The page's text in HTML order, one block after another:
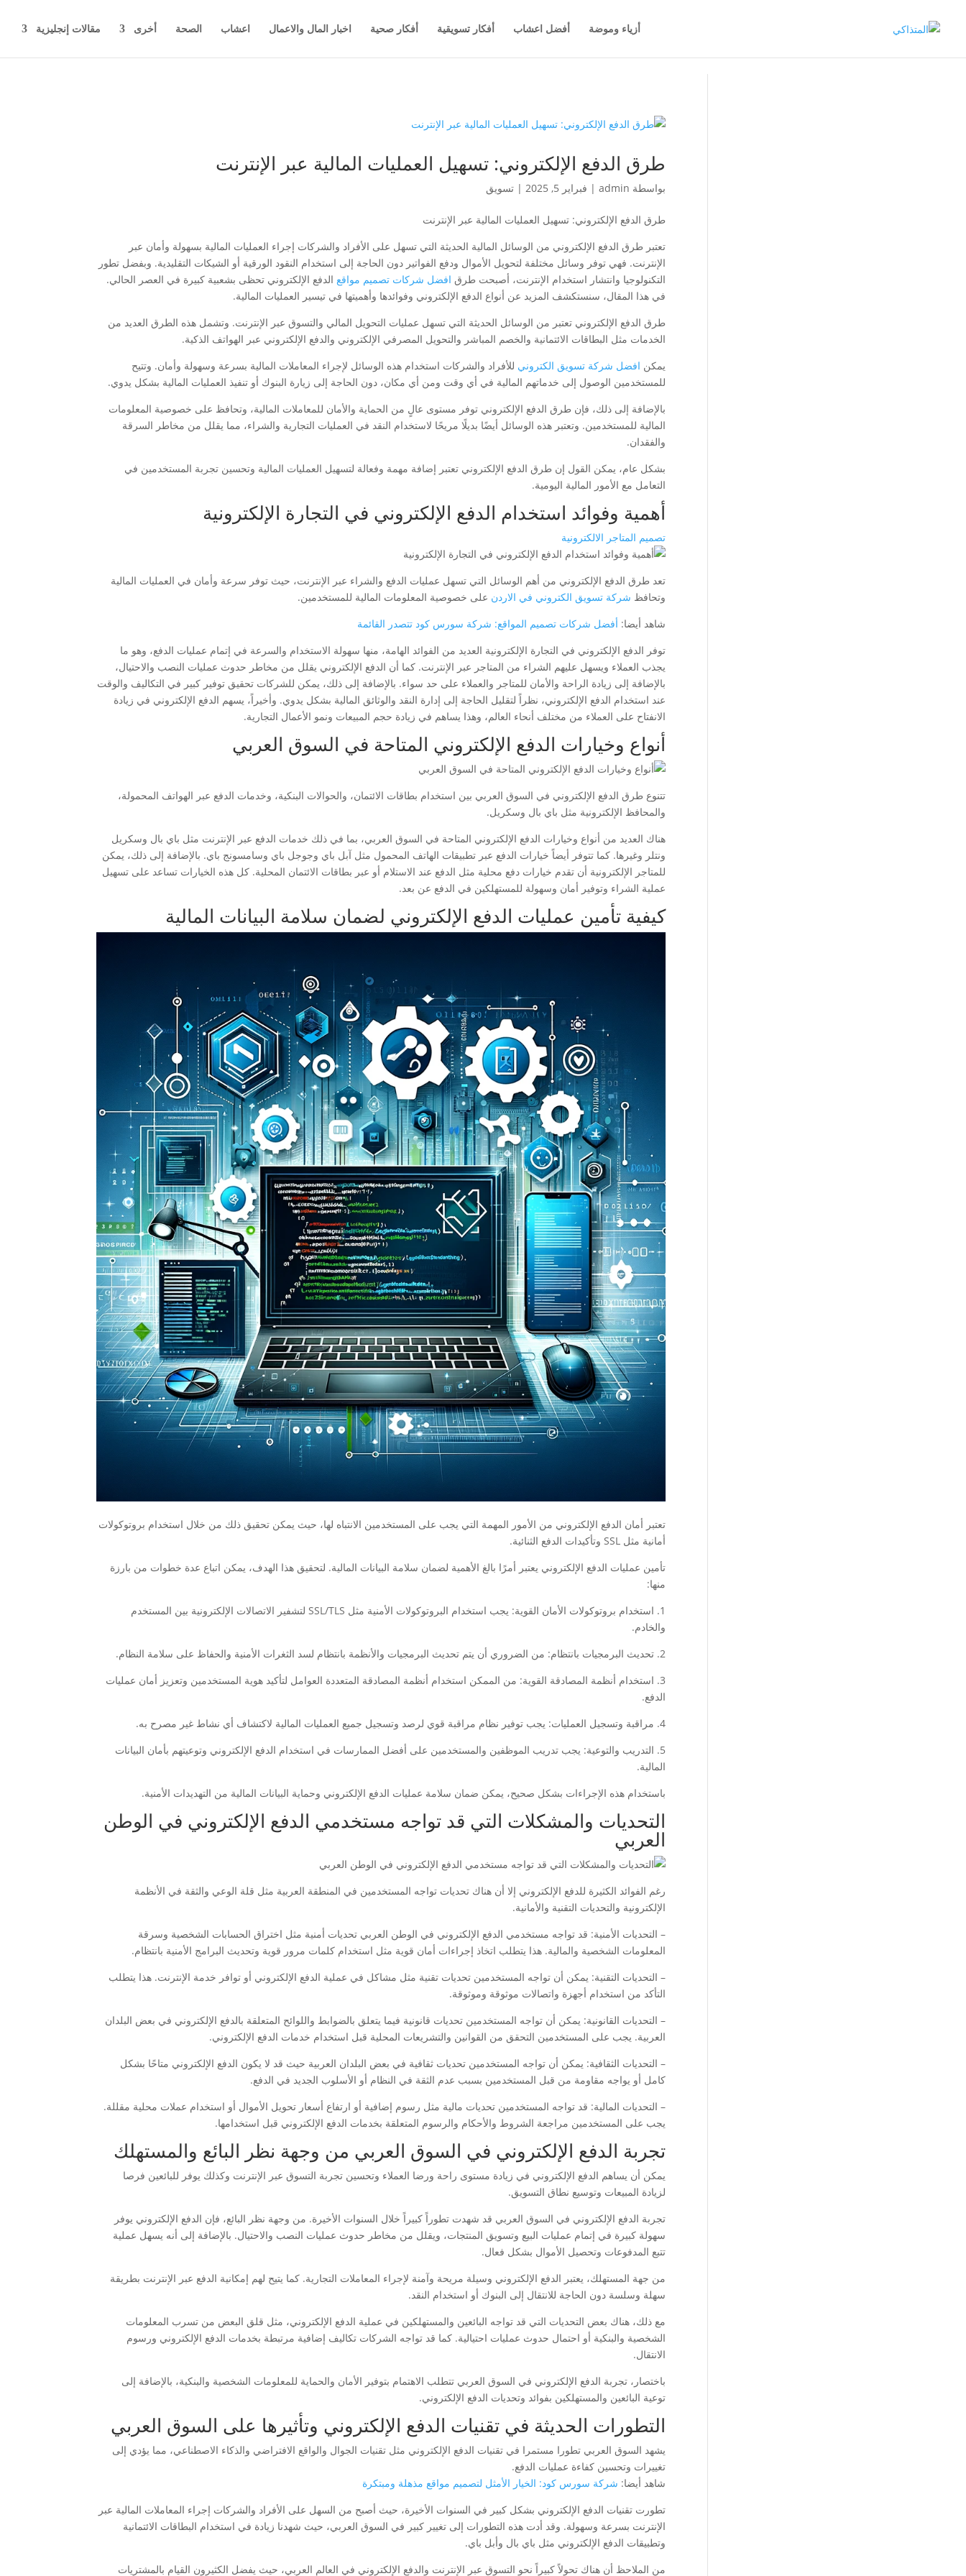
أزياء وموضة أفضل اعشاب أفكار تسويقية أفكار صحية اخبار المال والاعمال اعشاب الصحة أخرى مقالات إنجليزية
طرق الدفع الإلكتروني: تسهيل العمليات المالية عبر الإنترنت
بواسطة admin
| فبراير 5, 2025 | تسويق
طرق الدفع الإلكتروني: تسهيل العمليات المالية عبر الإنترنت
تعتبر طرق الدفع الإلكتروني من الوسائل المالية الحديثة التي تسهل على الأفراد والشركات إجراء العمليات المالية بسهولة وأمان عبر
الإنترنت. فهي توفر وسائل مختلفة لتحويل الأموال ودفع الفواتير دون الحاجة إلى استخدام النقود الورقية أو الشيكات التقليدية. وبفضل تطور
التكنولوجيا وانتشار استخدام الإنترنت، أصبحت طرق افضل شركات تصميم مواقعالدفع الإلكتروني تحظى بشعبية كبيرة في العصر الحالي.
في هذا المقال، سنستكشف المزيد عن أنواع الدفع الإلكتروني وفوائدها وأهميتها في تيسير العمليات المالية.
طرق الدفع الإلكتروني تعتبر من الوسائل الحديثة التي تسهل عمليات التحويل المالي والتسوق عبر الإنترنت. وتشمل هذه الطرق العديد من
الخدمات مثل البطاقات الائتمانية والخصم المباشر والتحويل المصرفي الإلكتروني والدفع الإلكتروني عبر الهواتف الذكية.
يمكن افضل شركة تسويق الكتروني للأفراد والشركات استخدام هذه الوسائل لإجراء المعاملات المالية بسرعة وسهولة وأمان. وتتيح
للمستخدمين الوصول إلى خدماتهم المالية في أي وقت ومن أي مكان، دون الحاجة إلى زيارة البنوك أو تنفيذ العمليات المالية بشكل يدوي.
بالإضافة إلى ذلك، فإن طرق الدفع الإلكتروني توفر مستوى عالٍ من الحماية والأمان للمعاملات المالية، وتحافظ على خصوصية المعلومات
المالية للمستخدمين. وتعتبر هذه الوسائل أيضًا بديلًا مريحًا لاستخدام النقد في العمليات التجارية والشراء، مما يقلل من مخاطر السرقة
والفقدان.
بشكل عام، يمكن القول إن طرق الدفع الإلكتروني تعتبر إضافة مهمة وفعالة لتسهيل العمليات المالية وتحسين تجربة المستخدمين في
التعامل مع الأمور المالية اليومية.
أهمية وفوائد استخدام الدفع الإلكتروني في التجارة الإلكترونية
تصميم المتاجر الالكترونية
تعد طرق الدفع الإلكتروني من أهم الوسائل التي تسهل عمليات الدفع والشراء عبر الإنترنت، حيث توفر سرعة وأمان في العمليات المالية
وتحافظ شركة تسويق الكتروني في الاردن على خصوصية المعلومات المالية للمستخدمين.
شاهد أيضا: أفضل شركات تصميم المواقع: شركة سورس كود تتصدر القائمة
توفر الدفع الإلكتروني في التجارة الإلكترونية العديد من الفوائد الهامة، منها سهولة الاستخدام والسرعة في إتمام عمليات الدفع، وهو ما
يجذب العملاء ويسهل عليهم الشراء من المتاجر عبر الإنترنت. كما أن الدفع الإلكتروني يقلل من مخاطر حدوث عمليات النصب والاحتيال،
بالإضافة إلى زيادة الراحة والأمان للمتاجر والعملاء على حد سواء. بالإضافة إلى ذلك، يمكن للشركات تحقيق توفير كبير في التكاليف والوقت
عند استخدام الدفع الإلكتروني، نظراً لتقليل الحاجة إلى إدارة النقد والوثائق المالية بشكل يدوي. وأخيراً، يسهم الدفع الإلكتروني في زيادة
الانفتاح على العملاء من مختلف أنحاء العالم، وهذا يساهم في زيادة حجم المبيعات ونمو الأعمال التجارية.
أنواع وخيارات الدفع الإلكتروني المتاحة في السوق العربي
تتنوع طرق الدفع الإلكتروني في السوق العربي بين استخدام بطاقات الائتمان، والحوالات البنكية، وخدمات الدفع عبر الهواتف المحمولة،
والمحافظ الإلكترونية مثل باي بال وسكريل.
هناك العديد من أنواع وخيارات الدفع الإلكتروني المتاحة في السوق العربي، بما في ذلك خدمات الدفع عبر الإنترنت مثل باي بال وسكريل
ونتلر وغيرها. كما تتوفر أيضاً خيارات الدفع عبر تطبيقات الهاتف المحمول مثل آبل باي وجوجل باي وسامسونج باي. بالإضافة إلى ذلك، يمكن
للمتاجر الإلكترونية أن تقدم خيارات دفع محلية مثل الدفع عند الاستلام أو عبر بطاقات الائتمان المحلية. كل هذه الخيارات تساعد على تسهيل
عملية الشراء وتوفير أمان وسهولة للمستهلكين في الدفع عن بعد.
كيفية تأمين عمليات الدفع الإلكتروني لضمان سلامة البيانات المالية
تعتبر أمان الدفع الإلكتروني من الأمور المهمة التي يجب على المستخدمين الانتباه لها، حيث يمكن تحقيق ذلك من خلال استخدام بروتوكولات
أمانية مثل SSL وتأكيدات الدفع الثنائية.
تأمين عمليات الدفع الإلكتروني يعتبر أمرًا بالغ الأهمية لضمان سلامة البيانات المالية. لتحقيق هذا الهدف، يمكن اتباع عدة خطوات من بارزة
منها:
1. استخدام بروتوكولات الأمان القوية: يجب استخدام البروتوكولات الأمنية مثل SSL/TLS لتشفير الاتصالات الإلكترونية بين المستخدم
والخادم.
2. تحديث البرمجيات بانتظام: من الضروري أن يتم تحديث البرمجيات والأنظمة بانتظام لسد الثغرات الأمنية والحفاظ على سلامة النظام.
3. استخدام أنظمة المصادقة القوية: من الممكن استخدام أنظمة المصادقة المتعددة العوامل لتأكيد هوية المستخدمين وتعزيز أمان عمليات
الدفع.
4. مراقبة وتسجيل العمليات: يجب توفير نظام مراقبة قوي لرصد وتسجيل جميع العمليات المالية لاكتشاف أي نشاط غير مصرح به.
5. التدريب والتوعية: يجب تدريب الموظفين والمستخدمين على أفضل الممارسات في استخدام الدفع الإلكتروني وتوعيتهم بأمان البيانات
المالية.
باستخدام هذه الإجراءات بشكل صحيح، يمكن ضمان سلامة عمليات الدفع الإلكتروني وحماية البيانات المالية من التهديدات الأمنية.
التحديات والمشكلات التي قد تواجه مستخدمي الدفع الإلكتروني في الوطن
العربي
رغم الفوائد الكثيرة للدفع الإلكتروني إلا أن هناك تحديات تواجه المستخدمين في المنطقة العربية مثل قلة الوعي والثقة في الأنظمة
الإلكترونية والتحديات التقنية والأمانية.
– التحديات الأمنية: قد تواجه مستخدمي الدفع الإلكتروني في الوطن العربي تحديات أمنية مثل اختراق الحسابات الشخصية وسرقة
المعلومات الشخصية والمالية. هذا يتطلب اتخاذ إجراءات أمان قوية مثل استخدام كلمات مرور قوية وتحديث البرامج الأمنية بانتظام.
– التحديات التقنية: يمكن أن تواجه المستخدمين تحديات تقنية مثل مشاكل في عملية الدفع الإلكتروني أو توافر خدمة الإنترنت. هذا يتطلب
التأكد من استخدام أجهزة واتصالات موثوقة وموثوقة.
– التحديات القانونية: يمكن أن تواجه المستخدمين تحديات قانونية فيما يتعلق بالضوابط واللوائح المتعلقة بالدفع الإلكتروني في بعض البلدان
العربية. يجب على المستخدمين التحقق من القوانين والتشريعات المحلية قبل استخدام خدمات الدفع الإلكتروني.
– التحديات الثقافية: يمكن أن تواجه المستخدمين تحديات ثقافية في بعض البلدان العربية حيث قد لا يكون الدفع الإلكتروني متاحًا بشكل
كامل أو يواجه مقاومة من قبل المستخدمين بسبب عدم الثقة في النظام أو الأسلوب الجديد في الدفع.
– التحديات المالية: قد تواجه المستخدمين تحديات مالية مثل رسوم إضافية أو ارتفاع أسعار تحويل الأموال أو استخدام عملات محلية مقللة.
يجب على المستخدمين مراجعة الشروط والأحكام والرسوم المتعلقة بخدمات الدفع الإلكتروني قبل استخدامها.
تجربة الدفع الإلكتروني في السوق العربي من وجهة نظر البائع والمستهلك
يمكن أن يساهم الدفع الإلكتروني في زيادة مستوى راحة ورضا العملاء وتحسين تجربة التسوق عبر الإنترنت وكذلك يوفر للبائعين فرصا
لزيادة المبيعات وتوسيع نطاق التسويق.
تجربة الدفع الإلكتروني في السوق العربي قد شهدت تطوراً كبيراً خلال السنوات الأخيرة. من وجهة نظر البائع، فإن الدفع الإلكتروني يوفر
سهولة كبيرة في إتمام عمليات البيع وتسويق المنتجات، ويقلل من مخاطر حدوث عمليات النصب والاحتيال. بالإضافة إلى أنه يسهل عملية
تتبع المدفوعات وتحصيل الأموال بشكل فعال.
من جهة المستهلك، يعتبر الدفع الإلكتروني وسيلة مريحة وآمنة لإجراء المعاملات التجارية. كما يتيح لهم إمكانية الدفع عبر الإنترنت بطريقة
سهلة وسلسة دون الحاجة للانتقال إلى البنوك أو استخدام النقد.
مع ذلك، هناك بعض التحديات التي قد تواجه البائعين والمستهلكين في عملية الدفع الإلكتروني، مثل قلق البعض من تسرب المعلومات
الشخصية والبنكية أو احتمال حدوث عمليات احتيالية. كما قد تواجه الشركات تكاليف إضافية مرتبطة بخدمات الدفع الإلكتروني ورسوم
الانتقال.
باختصار، تجربة الدفع الإلكتروني في السوق العربي تتطلب الاهتمام بتوفير الأمان والحماية للمعلومات الشخصية والبنكية، بالإضافة إلى
توعية البائعين والمستهلكين بفوائد وتحديات الدفع الإلكتروني.
التطورات الحديثة في تقنيات الدفع الإلكتروني وتأثيرها على السوق العربي
يشهد السوق العربي تطورا مستمرا في تقنيات الدفع الإلكتروني مثل تقنيات الجوال والواقع الافتراضي والذكاء الاصطناعي، مما يؤدي إلى
تغييرات وتحسين كفاءة عمليات الدفع.
شاهد أيضا: شركة سورس كود: الخيار الأمثل لتصميم مواقع مذهلة ومبتكرة
تطورت تقنيات الدفع الإلكتروني بشكل كبير في السنوات الأخيرة، حيث أصبح من السهل على الأفراد والشركات إجراء المعاملات المالية عبر
الإنترنت بسرعة وسهولة. وقد أدت هذه التطورات إلى تغيير كبير في السوق العربي، حيث شهدنا زيادة في استخدام البطاقات الائتمانية
وتطبيقات الدفع الإلكتروني مثل باي بال وأبل باي.
من الملاحظ أن هناك تحولاً كبيراً نحو التسوق عبر الإنترنت والدفع الإلكتروني في العالم العربي، حيث يفضل الكثيرون القيام بالمشتريات